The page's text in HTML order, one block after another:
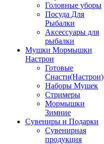
Головные уборы
Посуда Для
Рыбалки
Аксессуары для
рыбалки
Мушки Мормышки
Настрои
Готовые
Снасти(Настрои)
Наборы Мушек
Стримеры
Мормышки
Зимние
Сувениры и Подарки
Сувенирная
продукция